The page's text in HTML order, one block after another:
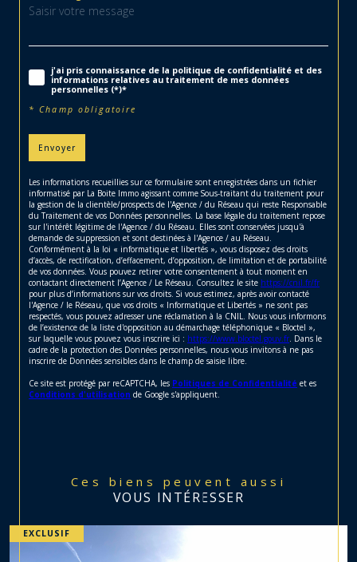
j'ai pris connaissance de la politique de confidentialité et des
informations relatives au traitement de mes données
personnelles (*)*
* Champ obligatoire
Envoyer
Les informations recueillies sur ce formulaire sont enregistrées dans un fichier
informatisé par La Boite Immo agissant comme Sous-traitant du traitement pour
la gestion de la clientèle/prospects de l'Agence / du Réseau qui reste Responsable
du Traitement de vos Données personnelles. La base légale du traitement repose
sur l'intérêt légitime de l'Agence / du Réseau. Elles sont conservées jusqu'à
demande de suppression et sont destinées à l'Agence / au Réseau.
Conformément à la loi « informatique et libertés », vous disposez des droits
d’accès, de rectification, d’effacement, d’opposition, de limitation et de portabilité
de vos données. Vous pouvez retirer votre consentement à tout moment en
contactant directement l’Agence / Le Réseau. Consultez le site https://cnil.fr/fr
pour plus d’informations sur vos droits. Si vous estimez, après avoir contacté
l'Agence / le Réseau, que vos droits « Informatique et Libertés » ne sont pas
respectés, vous pouvez adresser une réclamation à la CNIL. Nous vous informons
de l’existence de la liste d'opposition au démarchage téléphonique « Bloctel »,
sur laquelle vous pouvez vous inscrire ici : https://www.bloctel.gouv.fr. Dans le
cadre de la protection des Données personnelles, nous vous invitons à ne pas
inscrire de Données sensibles dans le champ de saisie libre.
Ce site est protégé par reCAPTCHA, les Politiques de Confidentialité et es
Conditions d'utilisation de Google s'appliquent.
Ces biens peuvent aussi
VOUS INTÉRESSER
EXCLUSIF